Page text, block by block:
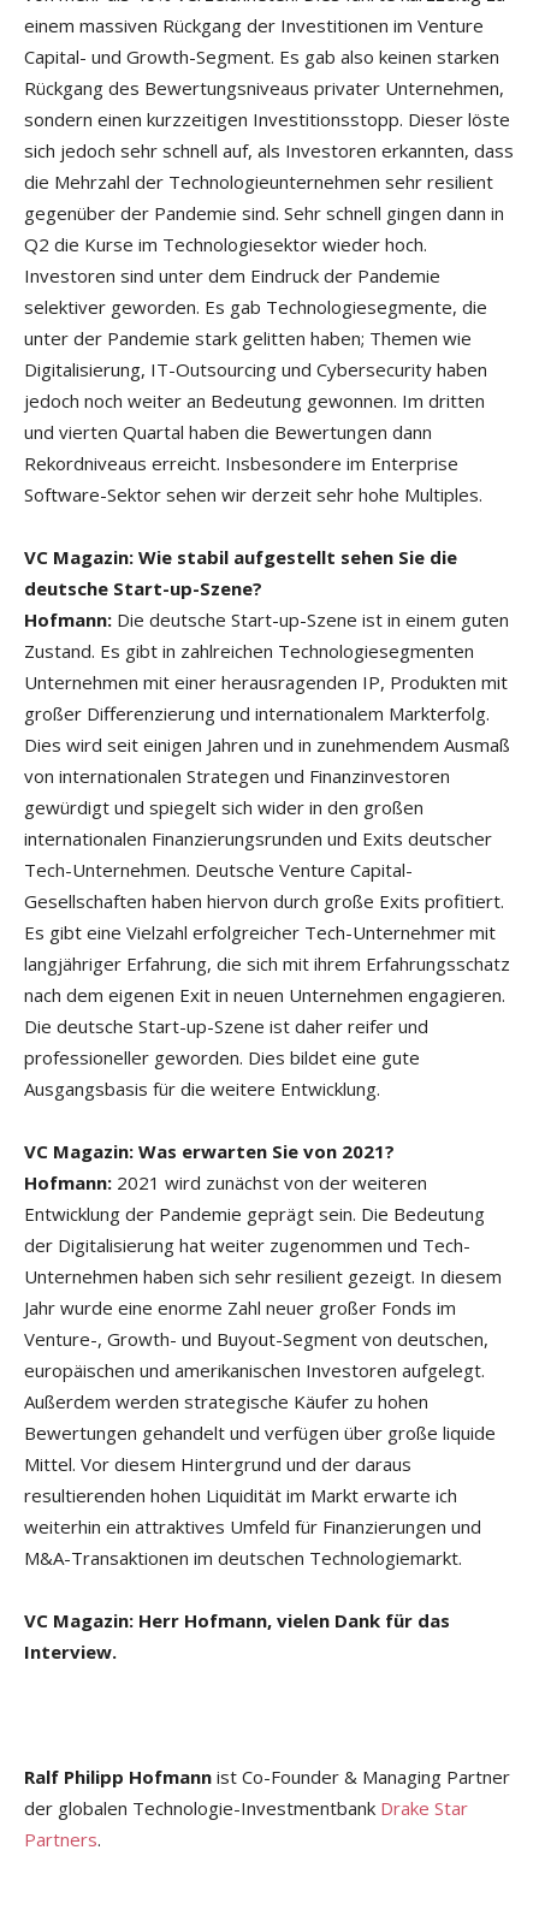
einem massiven Rückgang der Investitionen im Venture
Capital- und Growth-Segment. Es gab also keinen starken
Rückgang des Bewertungsniveaus privater Unternehmen,
sondern einen kurzzeitigen Investitionsstopp. Dieser löste
sich jedoch sehr schnell auf, als Investoren erkannten, dass
die Mehrzahl der Technologieunternehmen sehr resilient
gegenüber der Pandemie sind. Sehr schnell gingen dann in
Q2 die Kurse im Technologiesektor wieder hoch.
Investoren sind unter dem Eindruck der Pandemie
selektiver geworden. Es gab Technologiesegmente, die
unter der Pandemie stark gelitten haben; Themen wie
Digitalisierung, IT-Outsourcing und Cybersecurity haben
jedoch noch weiter an Bedeutung gewonnen. Im dritten
und vierten Quartal haben die Bewertungen dann
Rekordniveaus erreicht. Insbesondere im Enterprise
Software-Sektor sehen wir derzeit sehr hohe Multiples.
VC Magazin: Wie stabil aufgestellt sehen Sie die
deutsche Start-up-Szene?
Hofmann: Die deutsche Start-up-Szene ist in einem guten
Zustand. Es gibt in zahlreichen Technologiesegmenten
Unternehmen mit einer herausragenden IP, Produkten mit
großer Differenzierung und internationalem Markterfolg.
Dies wird seit einigen Jahren und in zunehmendem Ausmaß
von internationalen Strategen und Finanzinvestoren
gewürdigt und spiegelt sich wider in den großen
internationalen Finanzierungsrunden und Exits deutscher
Tech-Unternehmen. Deutsche Venture Capital-
Gesellschaften haben hiervon durch große Exits profitiert.
Es gibt eine Vielzahl erfolgreicher Tech-Unternehmer mit
langjähriger Erfahrung, die sich mit ihrem Erfahrungsschatz
nach dem eigenen Exit in neuen Unternehmen engagieren.
Die deutsche Start-up-Szene ist daher reifer und
professioneller geworden. Dies bildet eine gute
Ausgangsbasis für die weitere Entwicklung.
VC Magazin: Was erwarten Sie von 2021?
Hofmann: 2021 wird zunächst von der weiteren
Entwicklung der Pandemie geprägt sein. Die Bedeutung
der Digitalisierung hat weiter zugenommen und Tech-
Unternehmen haben sich sehr resilient gezeigt. In diesem
Jahr wurde eine enorme Zahl neuer großer Fonds im
Venture-, Growth- und Buyout-Segment von deutschen,
europäischen und amerikanischen Investoren aufgelegt.
Außerdem werden strategische Käufer zu hohen
Bewertungen gehandelt und verfügen über große liquide
Mittel. Vor diesem Hintergrund und der daraus
resultierenden hohen Liquidität im Markt erwarte ich
weiterhin ein attraktives Umfeld für Finanzierungen und
M&A-Transaktionen im deutschen Technologiemarkt.
VC Magazin: Herr Hofmann, vielen Dank für das
Interview.
Ralf Philipp Hofmann ist Co-Founder & Managing Partner
der globalen Technologie-Investmentbank Drake Star
Partners.